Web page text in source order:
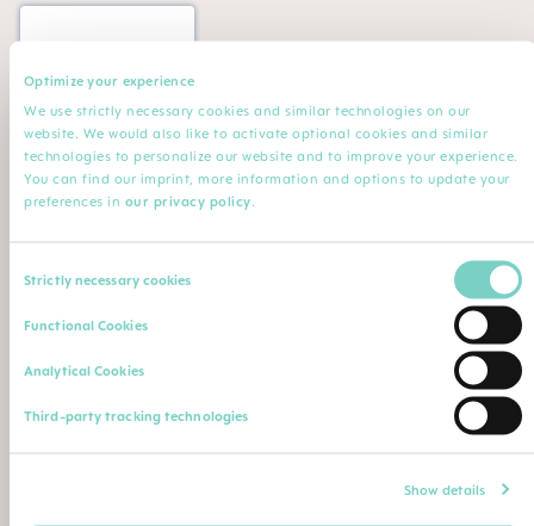
Optimize your experience
We use strictly necessary cookies and similar technologies on our
website. We would also like to activate optional cookies and similar
technologies to personalize our website and to improve your experience.
You can find our imprint, more information and options to update your
preferences in our privacy policy.
Strictly necessary cookies
Functional Cookies
Analytical Cookies
Third-party tracking technologies
Show details
CPF*
Minha Profissão
Profissão* Especialização
Faça o upload de sua qualificação profissional (diploma,
certificado de conclusão de curso, carteira de identidade